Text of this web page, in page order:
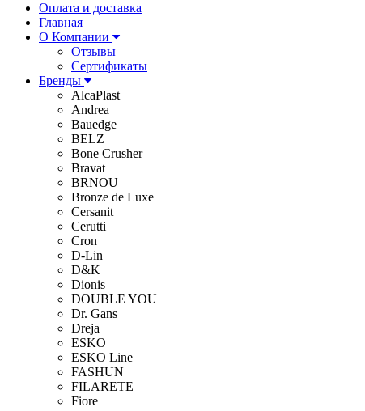
Оплата и доставка
Главная
О Компании
Отзывы
Сертификаты
Бренды
AlcaPlast
Andrea
Bauedge
BELZ
Bone Crusher
Bravat
BRNOU
Bronze de Luxe
Cersanit
Cerutti
Cron
D-Lin
D&K
Dionis
DOUBLE YOU
Dr. Gans
Dreja
ESKO
ESKO Line
FASHUN
FILARETE
Fiore